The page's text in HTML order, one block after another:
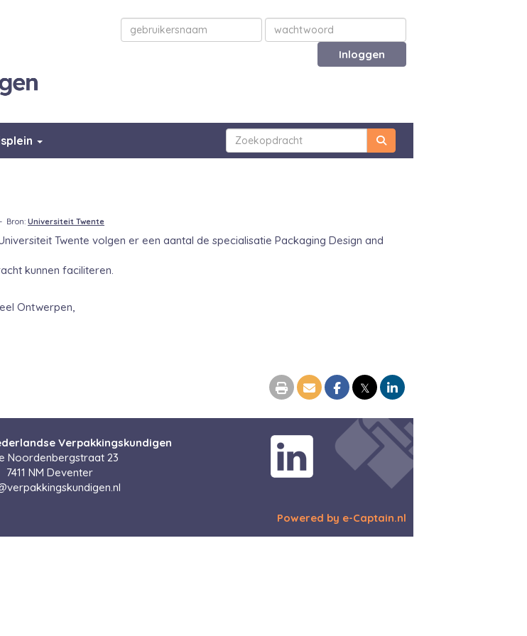
Inloggen
- Bron: Universiteit Twente
Twente volgen er een aantal de specialisatie Packaging Design and
kunnen faciliteren.
Ontwerpen,
𝕏
Verpakkingskundigen
Noordenbergstraat 23
7411 NM Deventer
Powered by e-Captain.nl